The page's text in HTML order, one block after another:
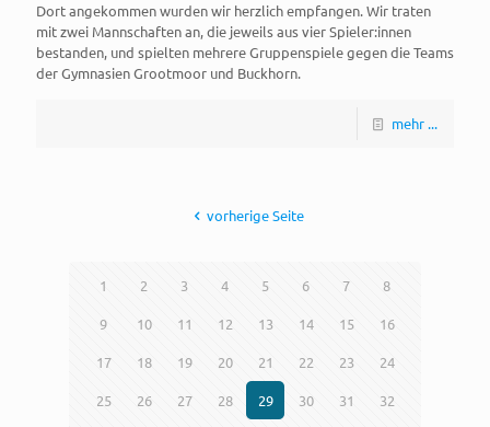
Dort angekommen wurden wir herzlich empfangen. Wir traten
mit zwei Mannschaften an, die jeweils aus vier Spieler:innen
bestanden, und spielten mehrere Gruppenspiele gegen die Teams
der Gymnasien Grootmoor und Buckhorn.
mehr ...
vorherige Seite
1 2 3 4 5 6 7 8
9 10 11 12 13 14 15 16
17 18 19 20 21 22 23 24
25 26 27 28 29 30 31 32